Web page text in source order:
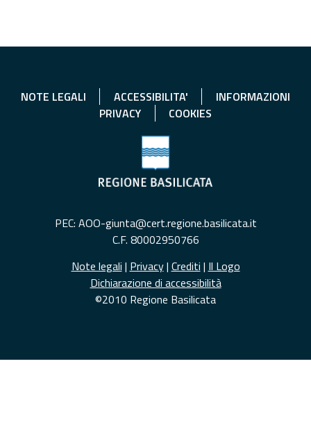
NOTE LEGALI ACCESSIBILITA'
INFORMAZIONI
PRIVACY
COOKIES
PEC: AOO-giunta@cert.regione.basilicata.it
C.F. 80002950766
Note legali | Privacy| Crediti | Il Logo
Dichiarazione di accessibilità
©2010 Regione Basilicata